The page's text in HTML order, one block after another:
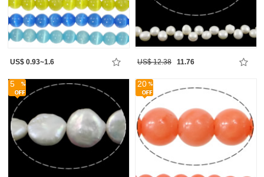
US$ 0.93~1.6 US$ 12.38 11.76
5 20